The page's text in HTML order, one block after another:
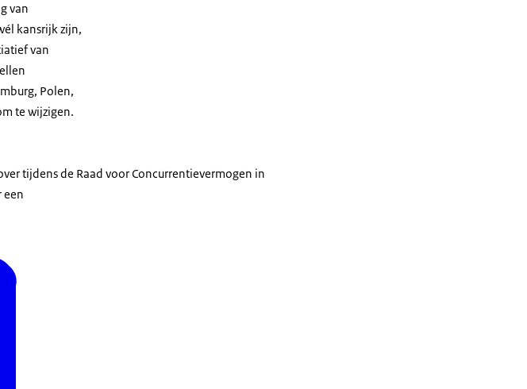
van
kansrijk zijn,
van
Polen,
te wijzigen.
tijdens de Raad voor Concurrentievermogen in
een